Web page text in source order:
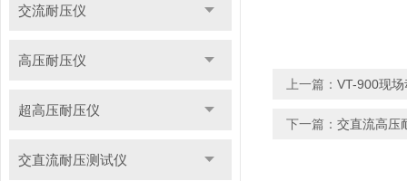
交流耐压仪
高压耐压仪
超高压耐压仪
交直流耐压测试仪
上一篇： VT-900现
下一篇： 交直流高压